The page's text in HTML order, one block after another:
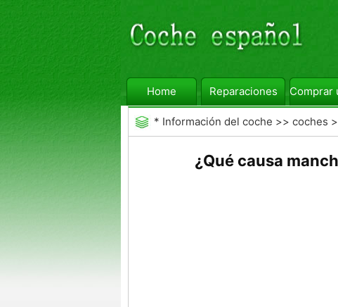
Home Reparaciones Comprar
* Información del coche >> coches
¿Qué causa